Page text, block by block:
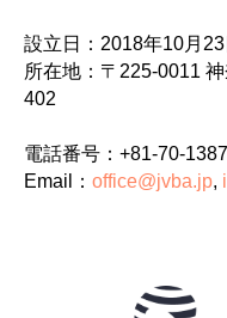
設立日：2018年10月23
所在地：〒225-0011
402
電話番号：+81-70-
Email： office@jvba.jp,